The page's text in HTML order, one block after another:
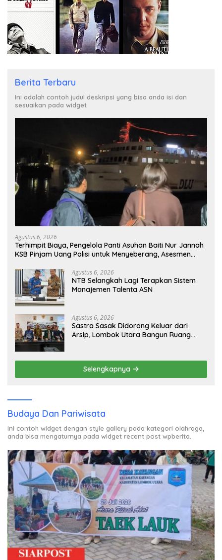
Berita Terbaru
Ini adalah contoh judul deskripsi yang bisa anda isi dan
sesuaikan pada widget
Agustus 6, 2026
Terhimpit Biaya, Pengelola Panti Asuhan Baiti Nur Jannah
KSB Pinjam Uang Polisi untuk Menyeberang, Asesmen
Agustus 6, 2026
NTB Selangkah Lagi Terapkan Sistem
Manajemen Talenta ASN
Agustus 6, 2026
Sastra Sasak Didorong Keluar dari
Arsip, Lombok Utara Bangun Ruang
Selengkapnya
Budaya Dan Pariwisata
Ini contoh widget dengan style gallery pada kategori olahraga,
anda bisa mengaturnya pada widget recent post wpberita.